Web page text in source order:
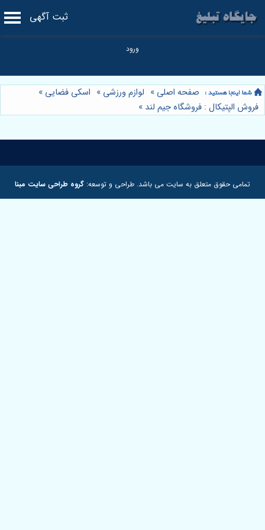
ثبت آگهی
صفحه اصلی » لوازم ورزشی » اسکی فضایی »
فروش الپتیکال : فروشگاه جیم لند »
تمامی حقوق متعلق به سایت می باشد. طراحی و توسعه: گروه طراحی سایت مبنا